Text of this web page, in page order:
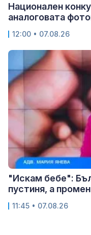
Национален
аналоговата
12:00 • 07.08.26
"Искам бебе":
пустиня, а
11:45 • 07.08.26